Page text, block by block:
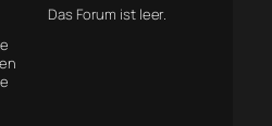
Das Forum ist leer.